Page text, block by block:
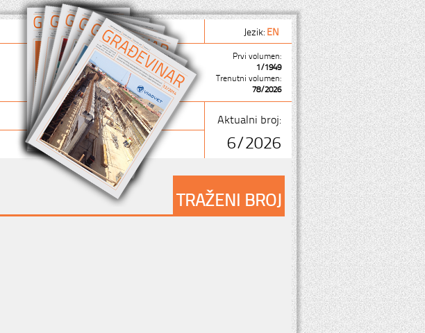
Jezik:EN
Prvi volumen:
1/1949
Trenutni volumen:
78/2026
Aktualni broj:
6/2026
TRAŽENI BROJ